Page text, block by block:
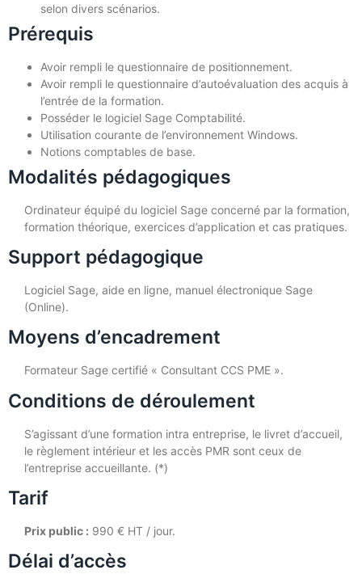
selon divers scénarios.
Prérequis
Avoir rempli le questionnaire de positionnement.
Avoir rempli le questionnaire d’autoévaluation des acquis à
l’entrée de la formation.
Posséder le logiciel Sage Comptabilité.
Utilisation courante de l’environnement Windows.
Notions comptables de base.
Modalités pédagogiques
Ordinateur équipé du logiciel Sage concerné par la formation,
formation théorique, exercices d’application et cas pratiques.
Support pédagogique
Logiciel Sage, aide en ligne, manuel électronique Sage
(Online).
Moyens d’encadrement
Formateur Sage certifié « Consultant CCS PME ».
Conditions de déroulement
S’agissant d’une formation intra entreprise, le livret d’accueil,
le règlement intérieur et les accès PMR sont ceux de
l’entreprise accueillante. (*)
Tarif
Prix public : 990 € HT / jour.
Délai d’accès